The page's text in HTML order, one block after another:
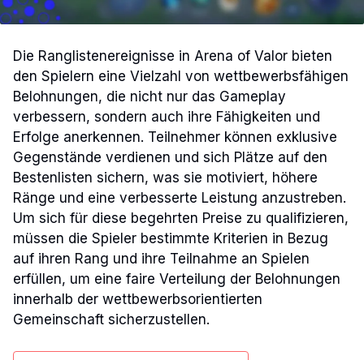
Die Ranglistenereignisse in Arena of Valor bieten
den Spielern eine Vielzahl von wettbewerbsfähigen
Belohnungen, die nicht nur das Gameplay
verbessern, sondern auch ihre Fähigkeiten und
Erfolge anerkennen. Teilnehmer können exklusive
Gegenstände verdienen und sich Plätze auf den
Bestenlisten sichern, was sie motiviert, höhere
Ränge und eine verbesserte Leistung anzustreben.
Um sich für diese begehrten Preise zu qualifizieren,
müssen die Spieler bestimmte Kriterien in Bezug
auf ihren Rang und ihre Teilnahme an Spielen
erfüllen, um eine faire Verteilung der Belohnungen
innerhalb der wettbewerbsorientierten
Gemeinschaft sicherzustellen.